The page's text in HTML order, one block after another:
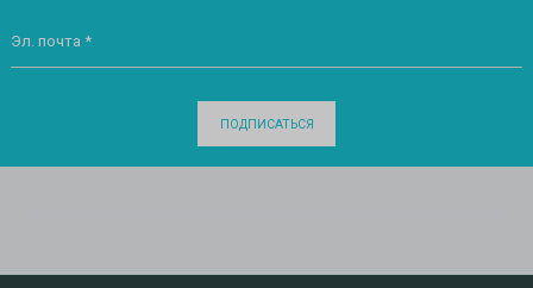
Эл. почта *
ПОДПИСАТЬСЯ